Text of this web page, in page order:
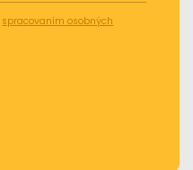
spracovaním osobných